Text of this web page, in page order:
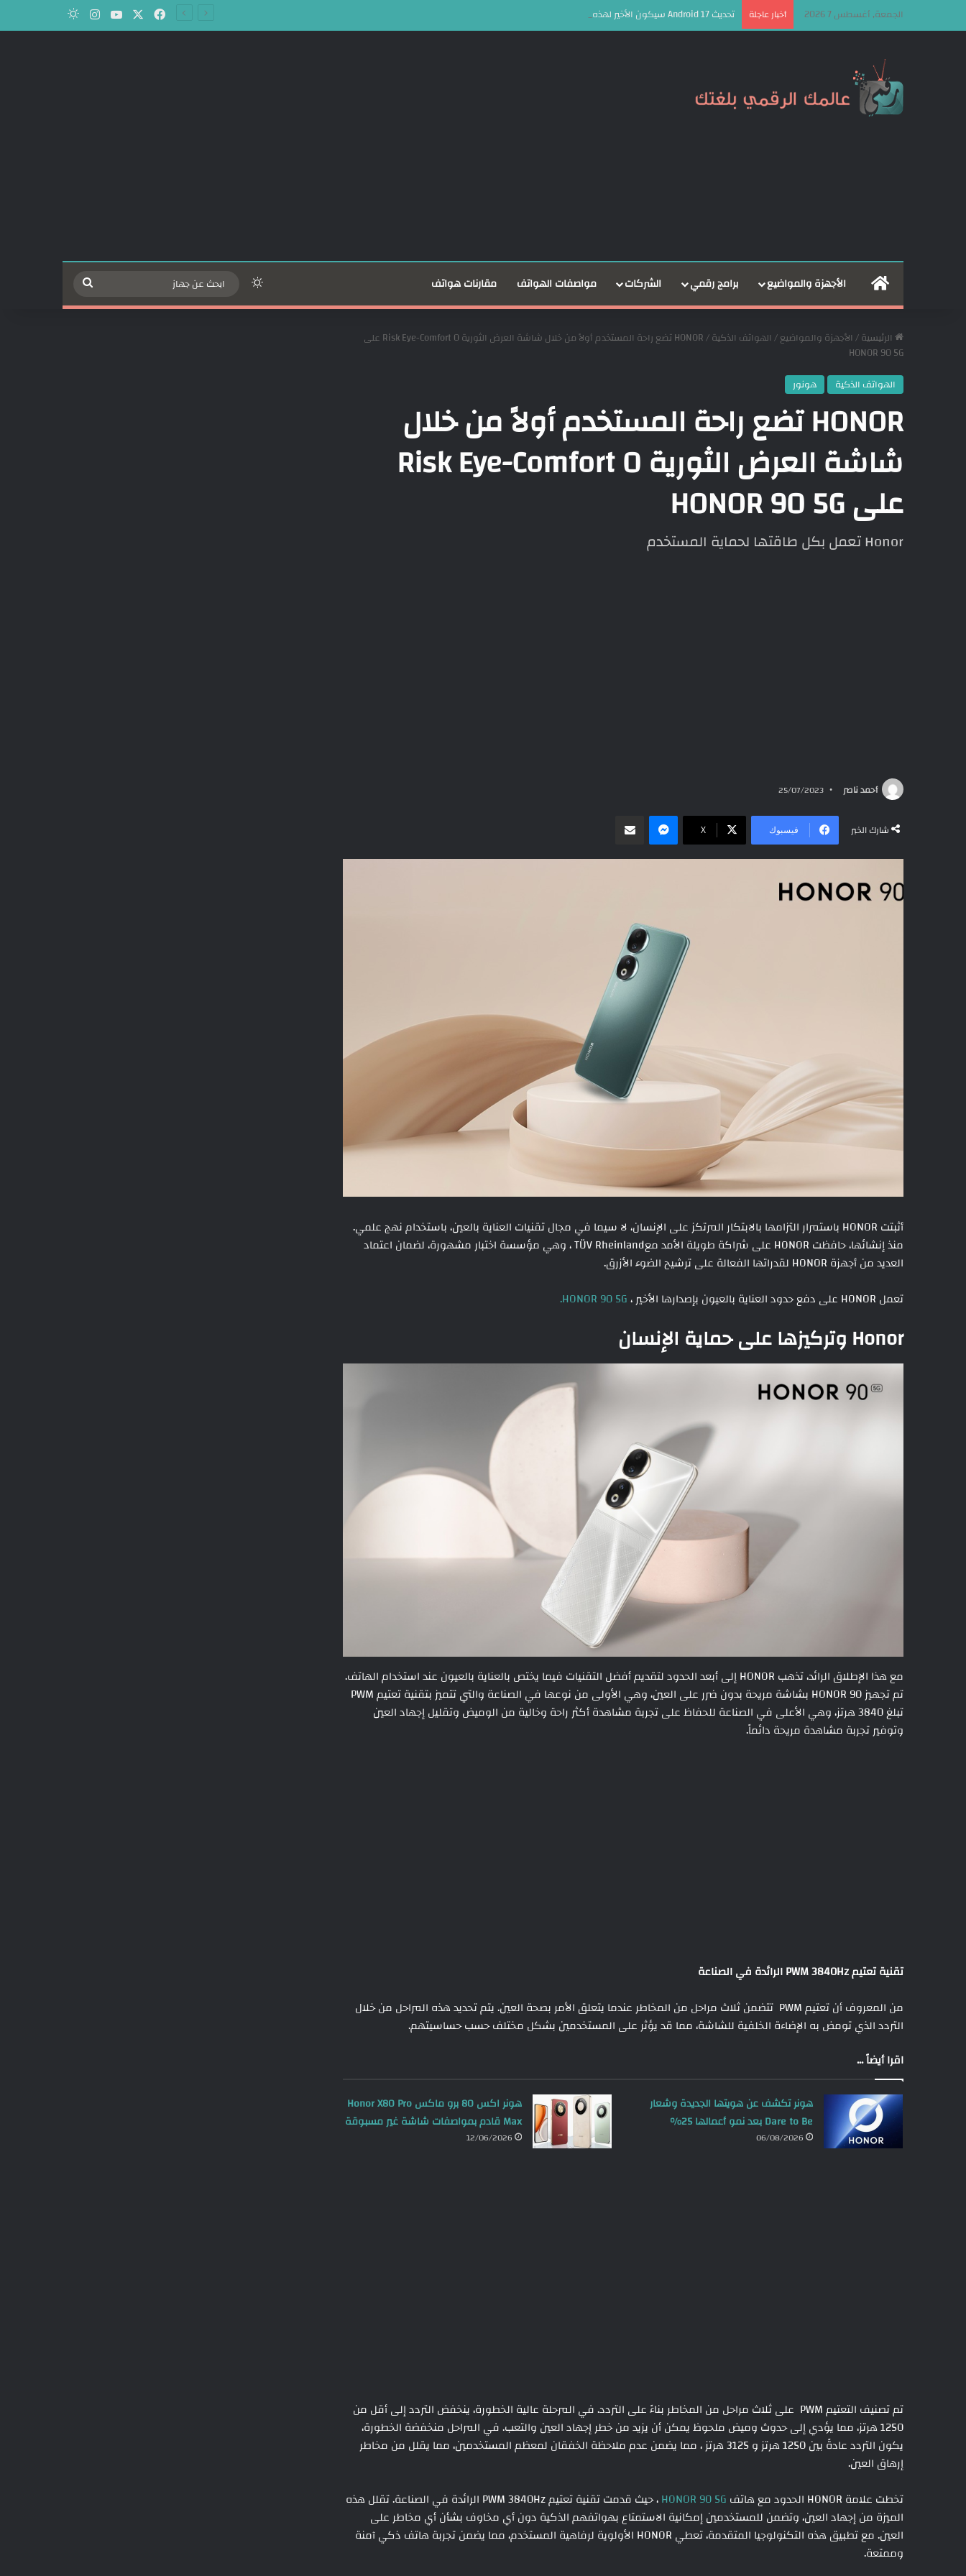
الجمعة, أغسطس 7 2026 أخبار عاجلة تحديث Android 17 سيكون الأخير لهذه الهواتف من سامسونج فيسبوك‫YouTube
انستقرامالوضع المظلم
الرئيسيةالأجهزة والمواضيع برامج رقمي الشركات مواصفات الهواتف مقارنات هواتف الوضع المظلم
ابحث
عن
الرئيسية/ الأجهزة والمواضيع/ الهواتف الذكية/
HONOR تضع راحة المستخدم أولاً من خلال شاشة العرض الثورية 0 Risk Eye-Comfort على
HONOR 90 5G
الهواتف الذكية
هونور
HONOR تضع راحة المستخدم أولاً من خلال
شاشة العرض الثورية 0 Risk Eye-Comfort
على HONOR 90 5G
Honor تعمل بكل طاقتها لحماية المستخدم
أحمد ناصر 25/07/2023
شارك الخبر فيسبوك ‫X
ماسنجر
أثبتت HONOR باستمرار التزامها بالابتكار المرتكز على الإنسان، لا سيما في مجال تقنيات العناية بالعين، باستخدام نهج علمي.
منذ إنشائها، حافظت HONOR على شراكة طويلة الأمد معTÜV Rheinland ، وهي مؤسسة اختبار مشهورة، لضمان اعتماد
العديد من أجهزة HONOR لقدراتها الفعالة على ترشيح الضوء الأزرق.
تعمل HONOR على دفع حدود العناية بالعيون بإصدارها الأخير ،
HONOR 90 5G.
Honor وتركيزها على حماية الإنسان
مع هذا الإطلاق الرائد، تذهب HONOR إلى أبعد الحدود لتقديم أفضل التقنيات فيما يختص بالعناية بالعيون عند استخدام الهاتف.
تم تجهيز HONOR 90 بشاشة مريحة بدون ضرر على العين، وهي الأولى من نوعها في الصناعة والتي تتميز بتقنية تعتيم PWM
تبلغ 3840 هرتز، وهي الأعلى في الصناعة للحفاظ على تجربة مشاهدة أكثر راحة وخالية من الوميض وتقليل إجهاد العين
وتوفير تجربة مشاهدة مريحة دائماً.
تقنية تعتيم
الرائدة في الصناعة
من المعروف أن تعتيم PWM تتضمن ثلاث مراحل من المخاطر عندما يتعلق الأمر بصحة العين. يتم تحديد هذه المراحل من خلال
التردد الذي تومض به الإضاءة الخلفية للشاشة، مما قد يؤثر على المستخدمين بشكل مختلف حسب حساسيتهم.
اقرا أيضاً ...
هونر تكشف عن هويتها الجديدة وشعار
Dare to Be بعد نمو أعمالها 25%
06/08/2026
هونر اكس 80 برو ماكس Honor X80 Pro
Max قادم بمواصفات شاشة غير مسبوقة
12/06/2026
تم تصنيف التعتيم PWM على ثلاث مراحل من المخاطر بناءً على التردد. في المرحلة عالية الخطورة، ينخفض التردد إلى أقل من
1250 هرتز، مما يؤدي إلى حدوث وميض ملحوظ يمكن أن يزيد من خطر إجهاد العين والتعب. في المراحل منخفضة الخطورة،
يكون التردد عادةً بين 1250 هرتز و 3125 هرتز ، مما يضمن عدم ملاحظة الخفقان لمعظم المستخدمين، مما يقلل من مخاطر
إرهاق العين.
تخطت علامة HONOR الحدود مع هاتف
HONOR 90 5G
، حيث قدمت تقنية تعتيم PWM 3840Hz الرائدة في الصناعة. تقلل هذه
الميزة من إجهاد العين، وتضمن للمستخدمين إمكانية الاستمتاع بهواتفهم الذكية دون أي مخاوف بشأن أي مخاطر على
العين. مع تطبيق هذه التكنولوجيا المتقدمة، تعطي HONOR الأولوية لرفاهية المستخدم، مما يضمن تجربة هاتف ذكي آمنة
وممتعة.